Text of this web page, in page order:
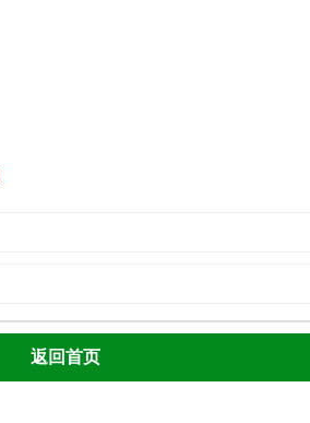
返回首页